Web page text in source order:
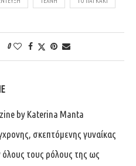
0
by Katerina Manta
σκεπτόμενης γυναίκας
όλους τους ρόλους της ως